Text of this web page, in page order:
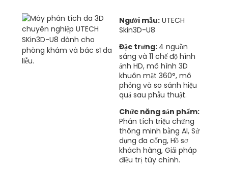
Người mẫu:UTECH
Skin3D-U8
Đặc trưng: 4 nguồn
sáng và 11 chế độ hình
ảnh HD, mô hình 3D
khuôn mặt 360°, mô
phỏng và so sánh hiệu
quả sau phẫu thuật.
Chức năng sản phẩm:
Phân tích triệu chứng
thông minh bằng AI, Sử
dụng đa cổng, Hồ sơ
khách hàng, Giải pháp
điều trị tùy chỉnh.